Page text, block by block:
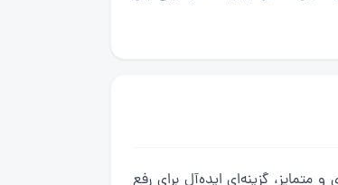
متمایز، گزینه‌ای ایده‌آل برای رفع